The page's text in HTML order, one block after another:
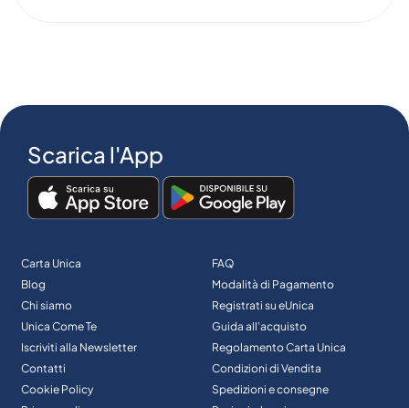
Scarica l'App
Carta Unica
Blog
Chi siamo
Unica Come Te
Iscriviti alla Newsletter
Contatti
Cookie Policy
FAQ
Modalità di Pagamento
Registrati su eUnica
Guida all’acquisto
Regolamento Carta Unica
Condizioni di Vendita
Spedizioni e consegne